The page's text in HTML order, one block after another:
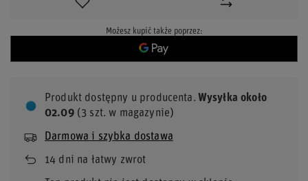
Możesz kupić także poprzez:
Produkt dostępny u producenta Wysyłkaokoło
02.09(3 szt. w magazynie)
Darmowa i szybka dostawa
14 dni na łatwy zwrot